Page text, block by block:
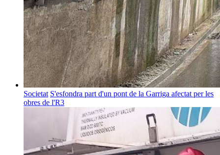
Societat S'esfondra part d'un pont de la Garriga afectat per les
obres de l'R3